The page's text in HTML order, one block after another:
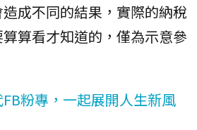
成不同的結果，實際的納稅
算看才知道的，僅為示意參
粉專，一起展開人生新風